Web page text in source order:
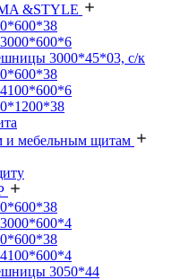
&STYLE
3000*45*03, с/к
и мебельным щитам
3050*44